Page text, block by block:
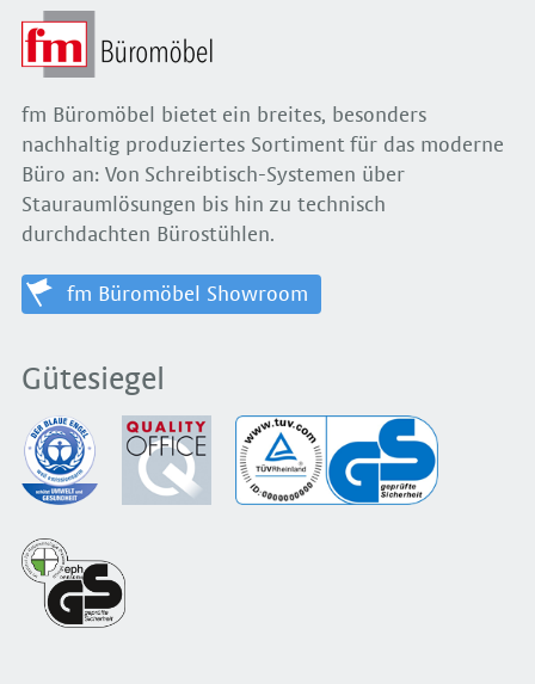
fm Büromöbel bietet ein breites, besonders
nachhaltig produziertes Sortiment für das moderne
Büro an: Von Schreibtisch-Systemen über
Stauraumlösungen bis hin zu technisch
durchdachten Bürostühlen.
fm Büromöbel Showroom
Gütesiegel